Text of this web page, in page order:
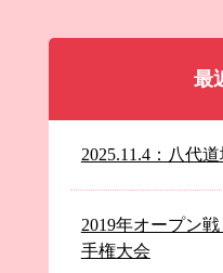
最
2025.11.4：八代
2019年オープン
手権大会